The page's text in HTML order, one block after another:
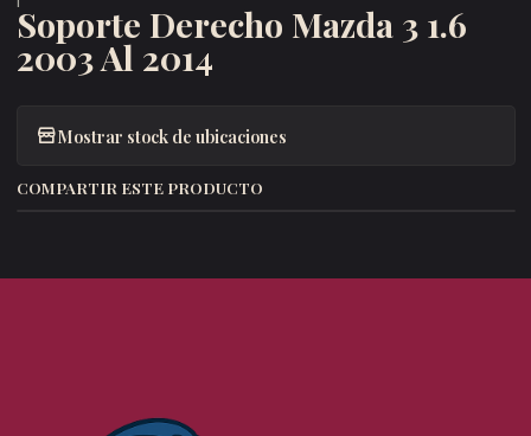
Soporte Derecho Mazda 3 1.6
2003 Al 2014
Mostrar stock de ubicaciones
COMPARTIR ESTE PRODUCTO